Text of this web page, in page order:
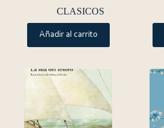
CLASICOS
Añadir al carrito